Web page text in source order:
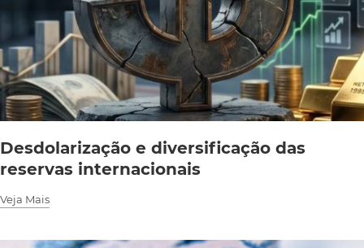
Desdolarização e diversificação das
reservas internacionais
Veja Mais